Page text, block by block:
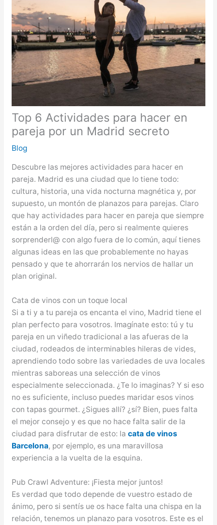
Top 6 Actividades para hacer en
pareja por un Madrid secreto
Blog
Descubre las mejores actividades para hacer en
pareja. Madrid es una ciudad que lo tiene todo:
cultura, historia, una vida nocturna magnética y, por
supuesto, un montón de planazos para parejas. Claro
que hay actividades para hacer en pareja que siempre
están a la orden del día, pero si realmente quieres
sorprenderl@ con algo fuera de lo común, aquí tienes
algunas ideas en las que probablemente no hayas
pensado y que te ahorrarán los nervios de hallar un
plan original.
Cata de vinos con un toque local
Si a ti y a tu pareja os encanta el vino, Madrid tiene el
plan perfecto para vosotros. Imagínate esto: tú y tu
pareja en un viñedo tradicional a las afueras de la
ciudad, rodeados de interminables hileras de vides,
aprendiendo todo sobre las variedades de uva locales
mientras saboreas una selección de vinos
especialmente seleccionada. ¿Te lo imaginas? Y si eso
no es suficiente, incluso puedes maridar esos vinos
con tapas gourmet. ¿Sigues allí? ¿sí? Bien, pues falta
el mejor consejo y es que no hace falta salir de la
ciudad para disfrutar de esto: la cata de vinos
Barcelona, por ejemplo, es una maravillosa
experiencia a la vuelta de la esquina.
Pub Crawl Adventure: ¡Fiesta mejor juntos!
Es verdad que todo depende de vuestro estado de
ánimo, pero si sentís ue os hace falta una chispa en la
relación, tenemos un planazo para vosotros. Este es el